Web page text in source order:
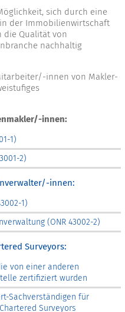
sich durch eine
der Immobilienwirtschaft
die Qualität von
nachhaltig
innen von Makler-
innen:
1)
2)
innen:
1)
(ONR 43002-2)
Surveyors:
von einer anderen
zertifiziert wurden
Sachverständigen für
Surveyors